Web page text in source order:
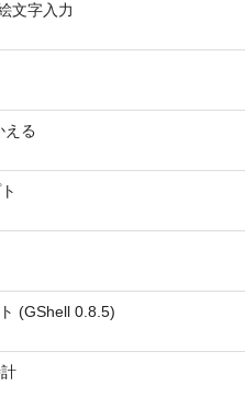
文字入力
える
(GShell 0.8.5)